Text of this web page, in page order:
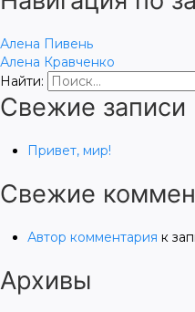
Алена Пивень
Алена Кравченко
Найти:
Свежие записи
Привет, мир!
Свежие
Автор комментария к
Архивы